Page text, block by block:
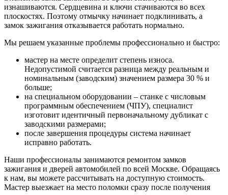
изнашиваются. Сердцевина и ключи стачиваются во всех
плоскостях. Поэтому отмычку начинает подклинивать, а
замок зажигания отказывается работать нормально.
Мы решаем указанные проблемы профессионально и быстро:
мастер на месте определит степень износа.
Недопустимой считается разница между реальным и
номинальным (заводским) значением размера 30 % и
больше;
на специальном оборудовании – станке с числовым
программным обеспечением (ЧПУ), специалист
изготовит идентичный первоначальному дубликат с
заводскими размерами;
после завершения процедуры система начинает
исправно работать.
Наши профессионалы занимаются ремонтом замков
зажигания и дверей автомобилей по всей Москве. Обращаясь
к нам, вы можете рассчитывать на доступную стоимость.
Мастер выезжает на место поломки сразу после получения